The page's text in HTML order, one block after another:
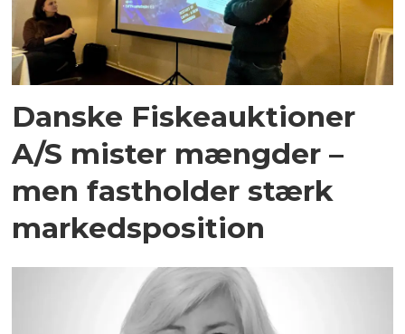
Danske Fiskeauktioner
A/S mister mængder –
men fastholder stærk
markedsposition